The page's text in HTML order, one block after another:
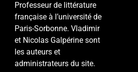
Professeur de littérature
française à l’université de
Paris-Sorbonne. Vladimir
et Nicolas Galpérine sont
les auteurs et
administrateurs du site.